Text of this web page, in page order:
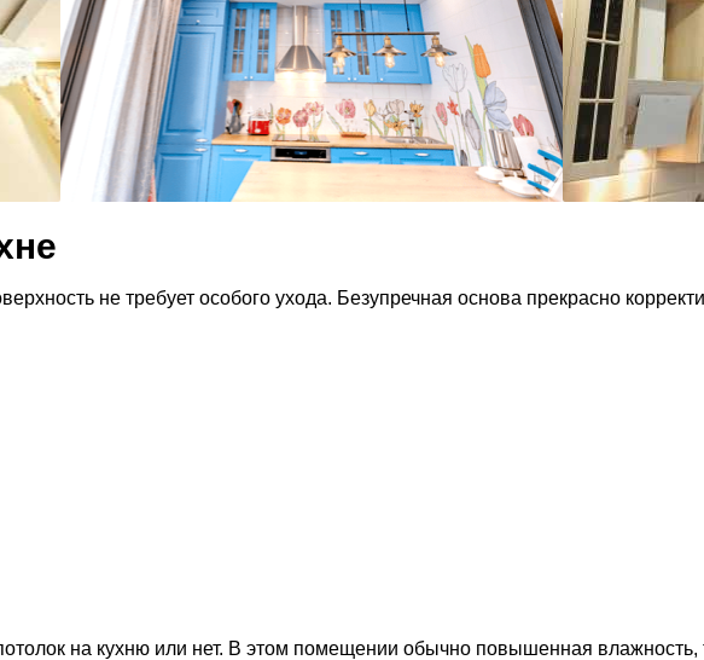
не требует особого ухода. Безупречная основа прекрасно
на кухню или нет. В этом помещении обычно повышенная влажность,